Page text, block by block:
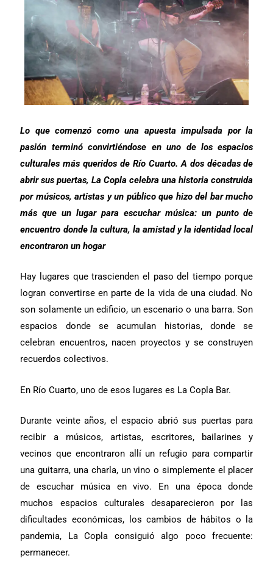
Lo que comenzó como una apuesta impulsada por la
pasión terminó convirtiéndose en uno de los espacios
culturales más queridos de Río Cuarto. A dos décadas de
abrir sus puertas, La Copla celebra una historia construida
por músicos, artistas y un público que hizo del bar mucho
más que un lugar para escuchar música: un punto de
encuentro donde la cultura, la amistad y la identidad local
encontraron un hogar
Hay lugares que trascienden el paso del tiempo porque
logran convertirse en parte de la vida de una ciudad. No
son solamente un edificio, un escenario o una barra. Son
espacios donde se acumulan historias, donde se
celebran encuentros, nacen proyectos y se construyen
recuerdos colectivos.
En Río Cuarto, uno de esos lugares es La Copla Bar.
Durante veinte años, el espacio abrió sus puertas para
recibir a músicos, artistas, escritores, bailarines y
vecinos que encontraron allí un refugio para compartir
una guitarra, una charla, un vino o simplemente el placer
de escuchar música en vivo. En una época donde
muchos espacios culturales desaparecieron por las
dificultades económicas, los cambios de hábitos o la
pandemia, La Copla consiguió algo poco frecuente:
permanecer.